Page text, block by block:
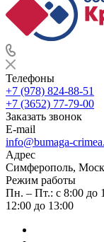
Телефоны
+7 (978) 824-88-51
+7 (3652) 77-79-00
Заказать звонок
E-mail
info@bumaga-
Адрес
Симферополь,
Режим работы
Пн. – Пт.: с 8:00 до
12:00 до 13:00